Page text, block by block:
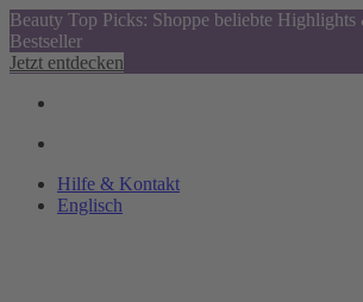
Beauty Top Picks: Shoppe beliebte Highlights
Bestseller
Jetzt entdecken
Hilfe & Kontakt
Englisch